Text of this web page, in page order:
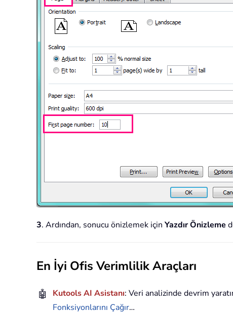
3. Ardından, sonucu önizlemek için Yazdır Önizleme
En İyi Ofis Verimlilik Araçları
🤖 Kutools AI Asistanı: Veri analizinde devrim
Fonksiyonlarını Çağır…